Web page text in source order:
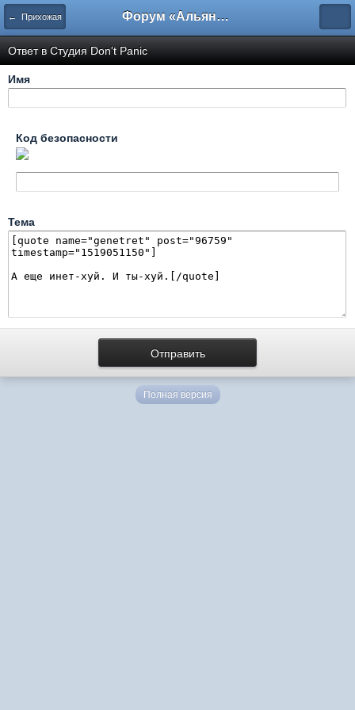
← Прихожая Форум «Альянса вольных переводчиков»
Ответ в Студия Don't Panic
Имя
Код безопасности
Тема
Полная версия